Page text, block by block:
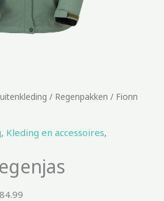
/ Regenpakken / Fionn
, Kleding en accessoires,